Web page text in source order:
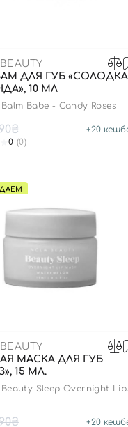
ДЛЯ ГУБ «СОЛОДКА
10 МЛ
Babe - Candy Roses
+20
0 (0)
МАСКА ДЛЯ ГУБ
15 МЛ.
Beauty Sleep Overnight Lip
+20